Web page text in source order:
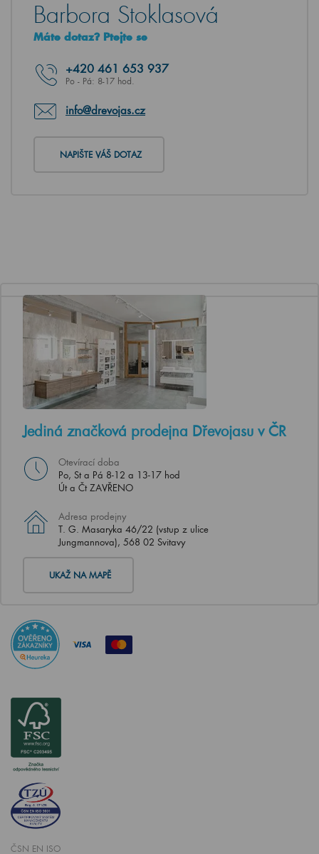
Barbora Stoklasová
Máte dotaz? Ptejte se
+420 461 653 937
Po - Pá: 8-17 hod.
info@drevojas.cz
NAPIŠTE VÁŠ DOTAZ
Jediná značková prodejna Dřevojasu v ČR
Otevírací doba
Po, St a Pá 8-12 a 13-17 hod
Út a Čt ZAVŘENO
Adresa prodejny
T. G. Masaryka 46/22 (vstup z ulice
Jungmannova), 568 02 Svitavy
UKAŽ NA MAPĚ
ČSN EN ISO